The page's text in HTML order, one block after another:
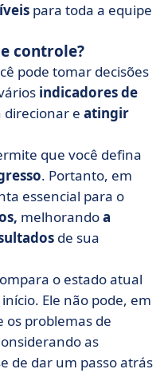
para toda a equipe
controle?
pode tomar decisões
indicadores de
direcionar e atingir
que você defina
. Portanto, em
essencial para o
melhorandoa
de sua
o estado atual
Ele não pode, em
problemas de
as
de dar um passo atrás